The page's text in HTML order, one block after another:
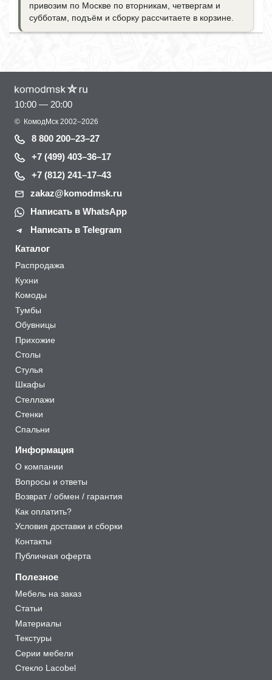
привозим по Москве по вторникам, четвергам и
субботам, подъём и сборку рассчитаете в корзине.
10:00 — 20:00
© КомодМск 2002–2026
8 800 200–23–27
+7 (499) 403–36–17
+7 (812) 241–17–43
zakaz@komodmsk.ru
Написать в WhatsApp
Написать в Telegram
Каталог
Распродажа
Кухни
Комоды
Тумбы
Обувницы
Прихожие
Столы
Стулья
Шкафы
Стеллажи
Стенки
Спальни
Информация
О компании
Вопросы и ответы
Возврат / обмен / гарантия
Как оплатить?
Условия доставки и сборки
Контакты
Публичная оферта
Полезное
Мебель на заказ
Статьи
Материалы
Текстуры
Серии мебели
Стекло Lacobel